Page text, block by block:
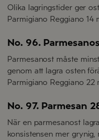
Olika lagringstider ger
Parmigiano Reggiano 14
No. 96.
Parmesanost måste
genom att lagra osten
Parmigiano Reggiano 22
No. 97. Parmesan
När en parmesanost
konsistensen mer